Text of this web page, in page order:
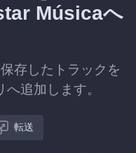
Músicaへ
存したトラックを
追加します。
転送